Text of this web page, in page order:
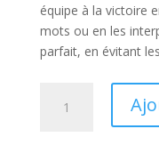
équipe à la victoire
mots ou en les
parfait, en évitant